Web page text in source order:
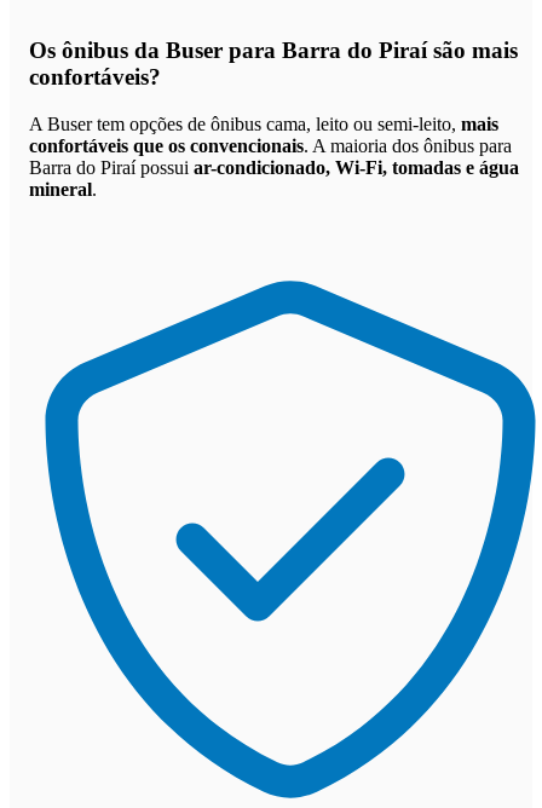
Os ônibus da Buser para Barra do Piraí são mais
confortáveis?
A Buser tem opções de ônibus cama, leito ou semi-leito, mais
confortáveis que os convencionais. A maioria dos ônibus para
Barra do Piraí possui ar-condicionado, Wi-Fi, tomadas e água
mineral.